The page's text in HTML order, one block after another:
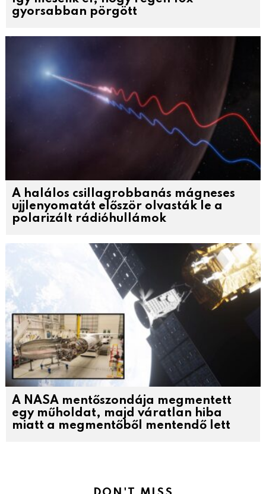
gyorsabban pörgött
A halálos csillagrobbanás mágneses
ujjlenyomatát először olvasták le a
polarizált rádióhullámok
A NASA mentőszondája megmentett
egy műholdat, majd váratlan hiba
miatt a megmentőből mentendő lett